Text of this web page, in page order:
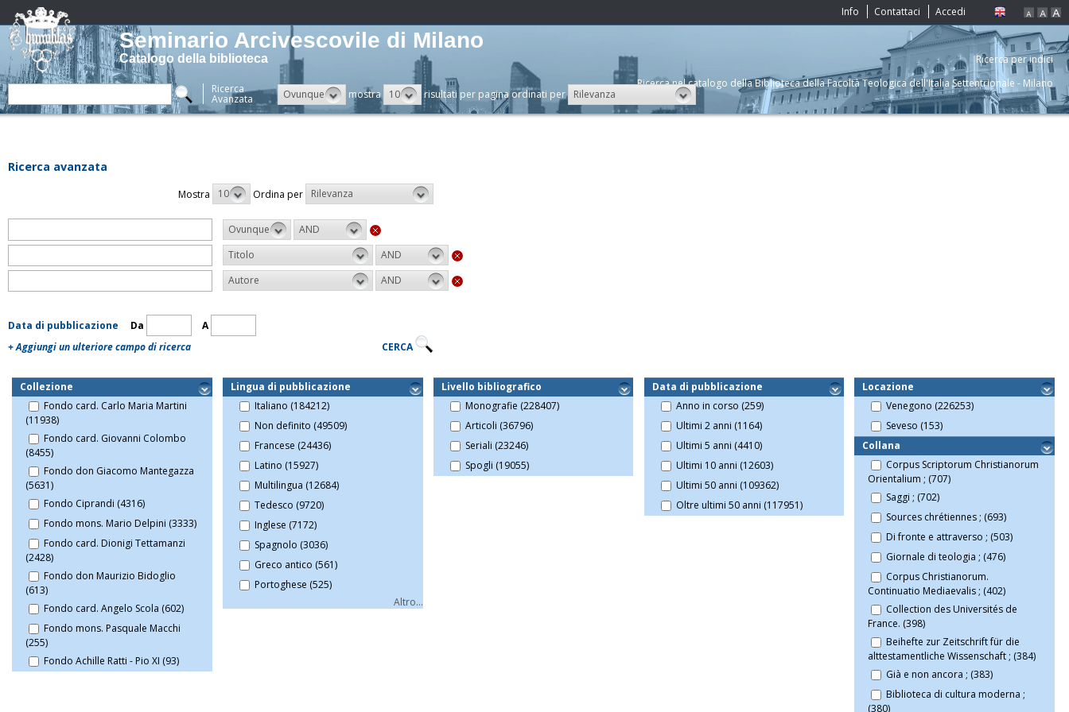
Info Contattaci Accedi
Ricerca per indici
Ricerca nel catalogo della Biblioteca della Facoltà Teologica dell'Italia Settentrionale - Milano
Seminario Arcivescovile di Milano
Catalogo della biblioteca
Ricerca
Avanzata Ovunque mostra 10 risultati per pagina ordinati per Rilevanza
Ricerca avanzata
Mostra 10 Ordina per Rilevanza
Ovunque
AND
Titolo
AND
Autore
AND
Data di pubblicazione Da
A
+ Aggiungi un ulteriore campo di ricerca
CERCA
Collezione
Fondo card. Carlo Maria Martini
(11938)
Fondo card. Giovanni Colombo
(8455)
Fondo don Giacomo Mantegazza
(5631)
Fondo Ciprandi (4316)
Fondo mons. Mario Delpini (3333)
Fondo card. Dionigi Tettamanzi
(2428)
Fondo don Maurizio Bidoglio
(613)
Fondo card. Angelo Scola (602)
Fondo mons. Pasquale Macchi
(255)
Fondo Achille Ratti - Pio XI (93)
Lingua di pubblicazione
Italiano (184212)
Non definito (49509)
Francese (24436)
Latino (15927)
Multilingua (12684)
Tedesco (9720)
Inglese (7172)
Spagnolo (3036)
Greco antico (561)
Portoghese (525)
Altro...
Livello bibliografico
Monografie (228407)
Articoli (36796)
Seriali (23246)
Spogli (19055)
Data di pubblicazione
Anno in corso (259)
Ultimi 2 anni (1164)
Ultimi 5 anni (4410)
Ultimi 10 anni (12603)
Ultimi 50 anni (109362)
Oltre ultimi 50 anni (117951)
Locazione
Venegono (226253)
Seveso (153)
Collana
Corpus Scriptorum Christianorum
Orientalium ; (707)
Saggi ; (702)
Sources chrétiennes ; (693)
Di fronte e attraverso ; (503)
Giornale di teologia ; (476)
Corpus Christianorum.
Continuatio Mediaevalis ; (402)
Collection des Universités de
France. (398)
Beihefte zur Zeitschrift für die
alttestamentliche Wissenschaft ; (384)
Già e non ancora ; (383)
Biblioteca di cultura moderna ;
(380)